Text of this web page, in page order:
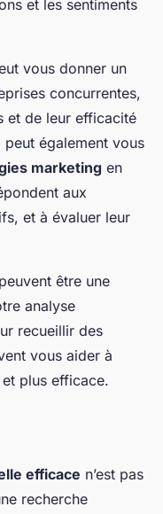
et les sentiments
vous donner un
concurrentes,
et de leur efficacité
peut également vous
marketing en
aux
et à évaluer leur
être une
analyse
recueillir des
vous aider à
plus efficace.
efficace n’est pas
recherche